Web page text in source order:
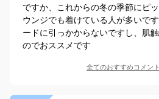
ですか、これからの冬の季節にピ
ウンジでも着けている人が多いで
ードに引っかからないですし、肌
のでおススメです
全てのおすすめコメント